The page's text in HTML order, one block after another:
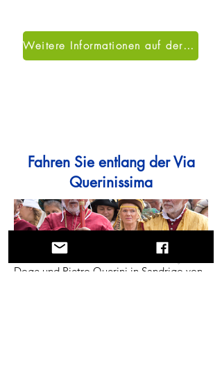
Weitere Informationen auf der offiziellen Website
Fahren Sie entlang der Via
Querinissima
Doge und Pietro Querini in Sandrigo von